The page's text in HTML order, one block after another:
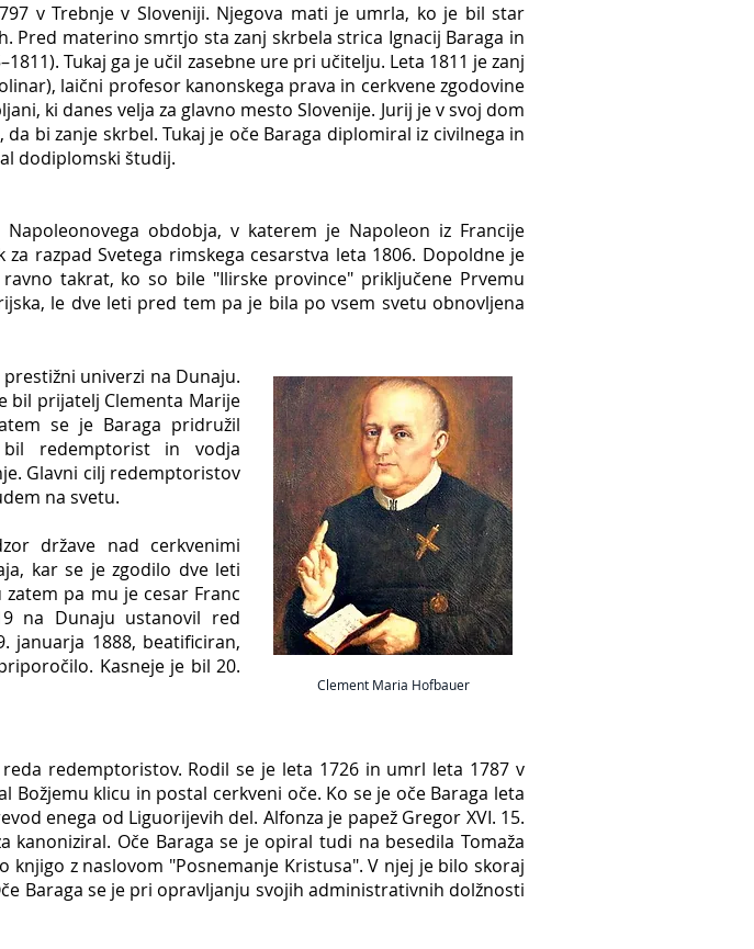
v Trebnje v Sloveniji. Njegova mati je umrla, ko je bil star
Pred materino smrtjo sta zanj skrbela strica Ignacij Baraga in
Tukaj ga je učil zasebne ure pri učitelju. Leta 1811 je zanj
laični profesor kanonskega prava in cerkvene zgodovine
ki danes velja za glavno mesto Slovenije. Jurij je v svoj dom
bi zanje skrbel. Tukaj je oče Baraga diplomiral iz civilnega in
dodiplomski študij.
obdobja, v katerem je Napoleon iz Francije
razpad Svetega rimskega cesarstva leta 1806. Dopoldne je
takrat, ko so bile "Ilirske province" priključene Prvemu
le dve leti pred tem pa je bila po vsem svetu obnovljena
univerzi na Dunaju.
bil prijatelj Clementa Marije
se je Baraga pridružil
bil redemptorist in vodja
Glavni cilj redemptoristov
na svetu.
države nad cerkvenimi
kar se je zgodilo dve leti
pa mu je cesar Franc
na Dunaju ustanovil red
januarja 1888, beatificiran,
Kasneje je bil 20.
Clement Maria Hofbauer
redemptoristov. Rodil se je leta 1726 in umrl leta 1787 v
klicu in postal cerkveni oče. Ko se je oče Baraga leta
enega od Liguorijevih del. Alfonza je papež Gregor XVI. 15.
kanoniziral. Oče Baraga se je opiral tudi na besedila Tomaža
z naslovom "Posnemanje Kristusa". V njej je bilo skoraj
Baraga se je pri opravljanju svojih administrativnih dolžnosti